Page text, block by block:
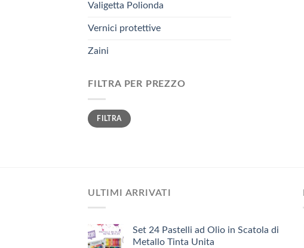
Valigetta Polionda
Vernici protettive
Zaini
FILTRA PER PREZZO
Prezzo
Min
Prezzo
MaxFILTRA
ULTIMI ARRIVATI
Set 24 Pastelli ad Olio in Scatola di
Metallo Tinta Unita